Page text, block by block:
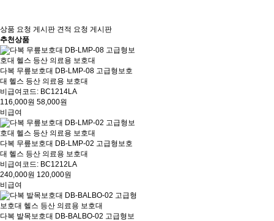
상품 요청 게시판 견적 요청 게시판
추천상품
다복 무릎보호대 DB-LMP-08 고급형보호
대 헬스 등산 의료용 보호대
비급여코드: BC1214LA
116,000원 58,000원
비급여
다복 무릎보호대 DB-LMP-02 고급형보호
대 헬스 등산 의료용 보호대
비급여코드: BC1212LA
240,000원 120,000원
비급여
다복 발목보호대 DB-BALBO-02 고급형보